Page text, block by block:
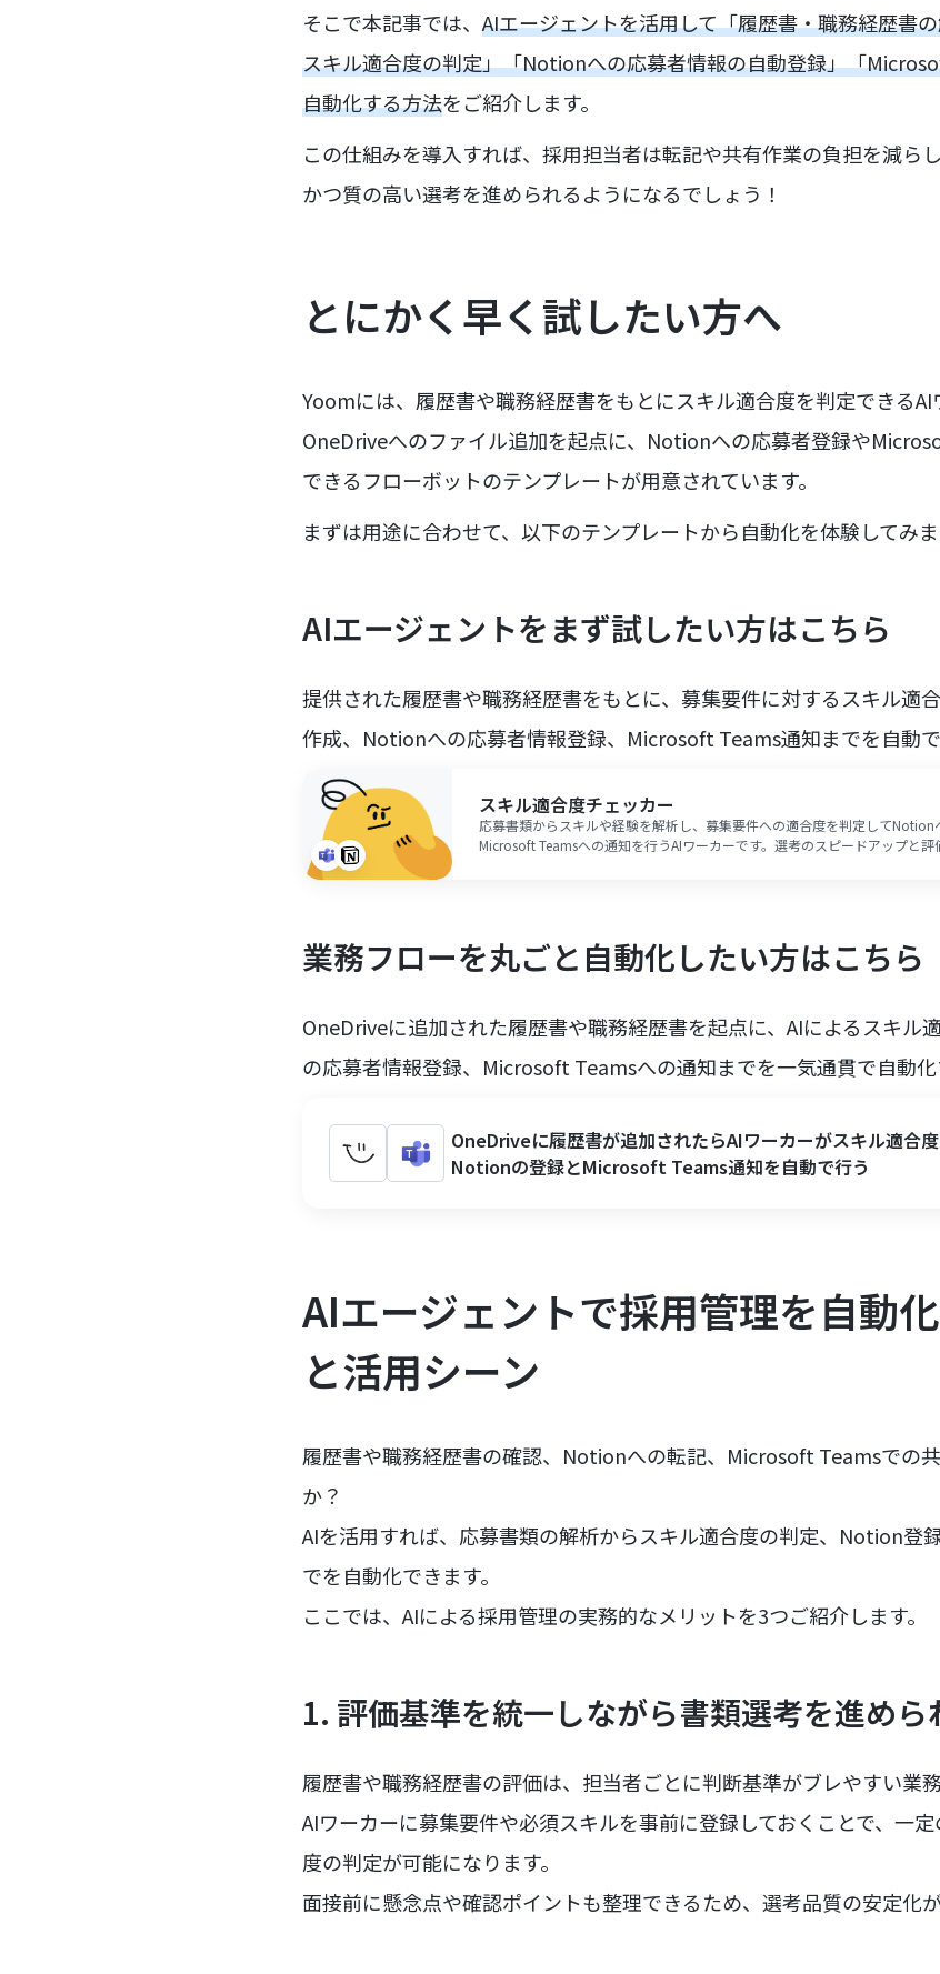
そこで本記事では、 AIエージェントを活用して「履歴書・職務経歴書
スキル適合度の判定」「Notionへの応募者情報の自動登録」「
自動化する方法をご紹介します。
この仕組みを導入すれば、採用担当者は転記や共有作業の負担を減ら
かつ質の高い選考を進められるようになるでしょう！
とにかく早く試したい方へ
Yoomには、履歴書や職務経歴書をもとにスキル適合度を判定できるAI
OneDriveへのファイル追加を起点に、Notionへの応募者登録や
できるフローボットのテンプレートが用意されています。
まずは用途に合わせて、以下のテンプレートから自動化を体験してみま
AIエージェントをまず試したい方はこちら
提供された履歴書や職務経歴書をもとに、募集要件に対するスキル適
作成、Notionへの応募者情報登録、Microsoft Teams通知までを自動で
スキル適合度チェッカー
応募書類からスキルや経験を解析し、募集要件への適合度を判定してNotion
Microsoft Teamsへの通知を行うAIワーカーです。選考のスピードアップと評
業務フローを丸ごと自動化したい方はこちら
OneDriveに追加された履歴書や職務経歴書を起点に、AIによるスキル
の応募者情報登録、Microsoft Teamsへの通知までを一気通貫で自動化
OneDriveに履歴書が追加されたらAIワーカーがスキル適合度
Notionの登録とMicrosoft Teams通知を自動で行う
AIエージェントで採用管理を自動
と活用シーン
履歴書や職務経歴書の確認、Notionへの転記、Microsoft Teamsでの
か？
AIを活用すれば、応募書類の解析からスキル適合度の判定、Notion登
でを自動化できます。
ここでは、AIによる採用管理の実務的なメリットを3つご紹介します。
1. 評価基準を統一しながら書類選考を進めら
履歴書や職務経歴書の評価は、担当者ごとに判断基準がブレやすい業務
AIワーカーに募集要件や必須スキルを事前に登録しておくことで、一
度の判定が可能になります。
面接前に懸念点や確認ポイントも整理できるため、選考品質の安定化が